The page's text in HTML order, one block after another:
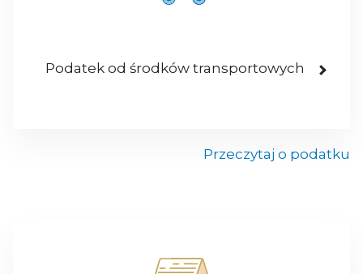
Podatek od środków transportowych
Przeczytaj o podatku